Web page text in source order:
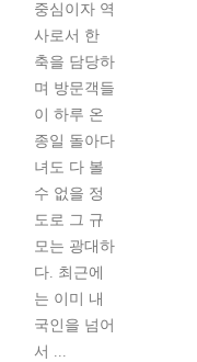
중심이자 역
사로서 한
축을 담당하
며 방문객들
이 하루 온
종일 돌아다
녀도 다 볼
수 없을 정
도로 그 규
모는 광대하
다. 최근에
는 이미 내
국인을 넘어
서 ...